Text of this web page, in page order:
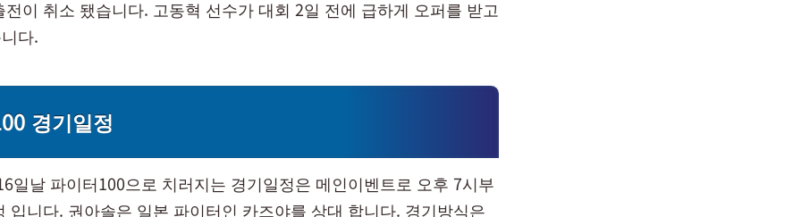
이 취소 됐습니다. 고동혁 선수가 대회 2일 전에 급하게 오퍼를 받고
다.
경기일정
일날 파이터100으로 치러지는 경기일정은 메인이벤트로 오후 7시부
입니다. 권아솔은 일본 파이터인 카즈야를 상대 합니다. 경기방식은